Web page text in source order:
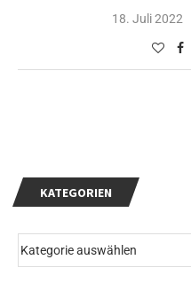
18. Juli 2022
KATEGORIEN